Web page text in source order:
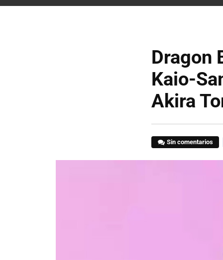
Dragon
Kaio-
Akira
Sin comentarios